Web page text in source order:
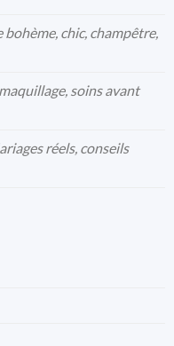
bohème, chic, champêtre,
soins avant
réels, conseils